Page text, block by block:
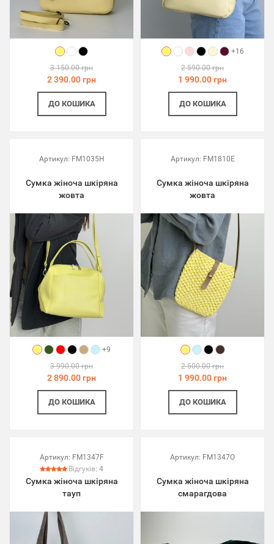
3 150.00 грн
2 390.00 грн
ДО КОШИКА
+16
2 590.00 грн
1 990.00 грн
ДО КОШИКА
Артикул: FM1035H
Сумка жіноча шкіряна
жовта
+9
3 990.00 грн
2 890.00 грн
ДО КОШИКА
Артикул: FM1810E
Сумка жіноча шкіряна
жовта
2 500.00 грн
1 990.00 грн
ДО КОШИКА
Артикул: FM1347F
Відгуків: 4
Сумка жіноча шкіряна
тауп
Артикул: FM1347O
Сумка жіноча шкіряна
смарагдова